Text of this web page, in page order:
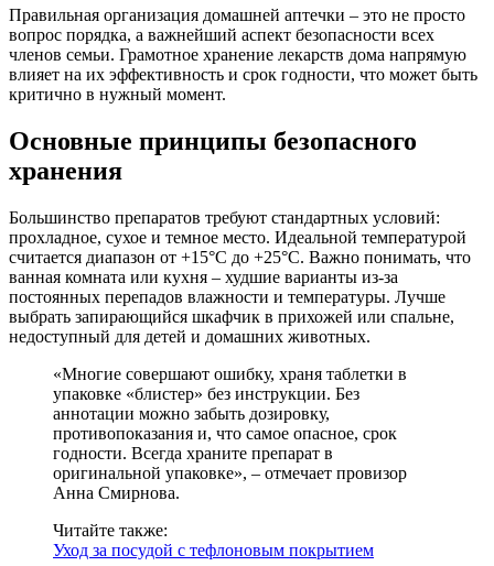
Правильная организация домашней аптечки – это не просто
вопрос порядка, а важнейший аспект безопасности всех
членов семьи. Грамотное хранение лекарств дома напрямую
влияет на их эффективность и срок годности, что может быть
критично в нужный момент.
Основные принципы безопасного
хранения
Большинство препаратов требуют стандартных условий:
прохладное, сухое и темное место. Идеальной температурой
считается диапазон от +15°C до +25°C. Важно понимать, что
ванная комната или кухня – худшие варианты из-за
постоянных перепадов влажности и температуры. Лучше
выбрать запирающийся шкафчик в прихожей или спальне,
недоступный для детей и домашних животных.
«Многие совершают ошибку, храня таблетки в
упаковке «блистер» без инструкции. Без
аннотации можно забыть дозировку,
противопоказания и, что самое опасное, срок
годности. Всегда храните препарат в
оригинальной упаковке», – отмечает провизор
Анна Смирнова.
Читайте также:
Уход за посудой с тефлоновым покрытием